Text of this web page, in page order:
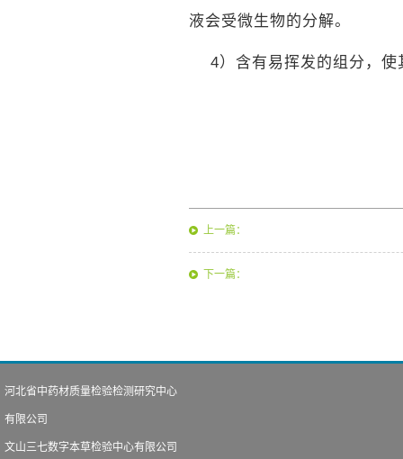
液会受微生物的分解。
4）含有易挥发的组分，使
上一篇：
下一篇：
河北省中药材质量检验检测研究中心
有限公司
文山三七数字本草检验中心有限公司